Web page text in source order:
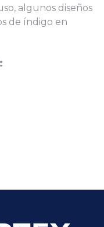
algunos diseños
de índigo en